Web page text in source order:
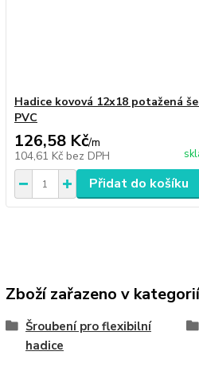
Hadice kovová 12x18 potažená
PVC
126,58 Kč/m
104,61 Kč bez DPH
Přidat do košíku
Zboží zařazeno v
Šroubení pro flexibilní
hadice